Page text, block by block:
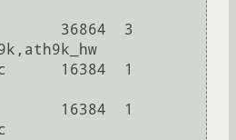
36864  3
16384  1
16384  1